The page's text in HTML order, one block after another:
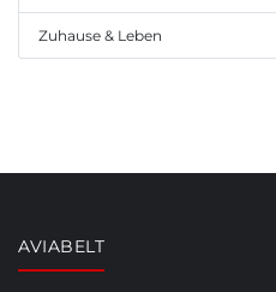
Zuhause & Leben
AVIABELT